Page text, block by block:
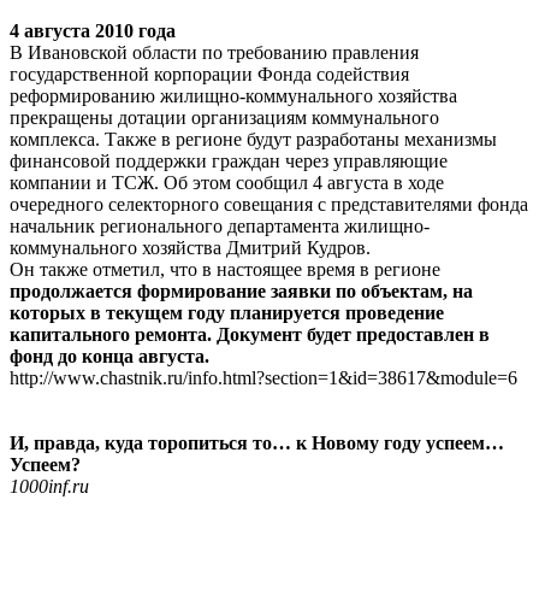
4 августа 2010 года
В Ивановской области по требованию правления
государственной корпорации Фонда содействия
реформированию жилищно-коммунального хозяйства
прекращены дотации организациям коммунального
комплекса. Также в регионе будут разработаны механизмы
финансовой поддержки граждан через управляющие
компании и ТСЖ. Об этом сообщил 4 августа в ходе
очередного селекторного совещания с представителями фонда
начальник регионального департамента жилищно-
коммунального хозяйства Дмитрий Кудров.
Он также отметил, что в настоящее время в регионе
продолжается формирование заявки по объектам, на
которых в текущем году планируется проведение
капитального ремонта. Документ будет предоставлен в
фонд до конца августа.
http://www.chastnik.ru/info.html?section=1&id=38617&module=6
И, правда, куда торопиться то… к Новому году успеем…
Успеем?
1000inf.ru